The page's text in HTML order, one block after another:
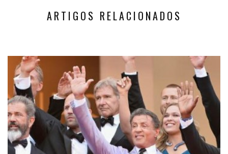
ARTIGOS RELACIONADOS